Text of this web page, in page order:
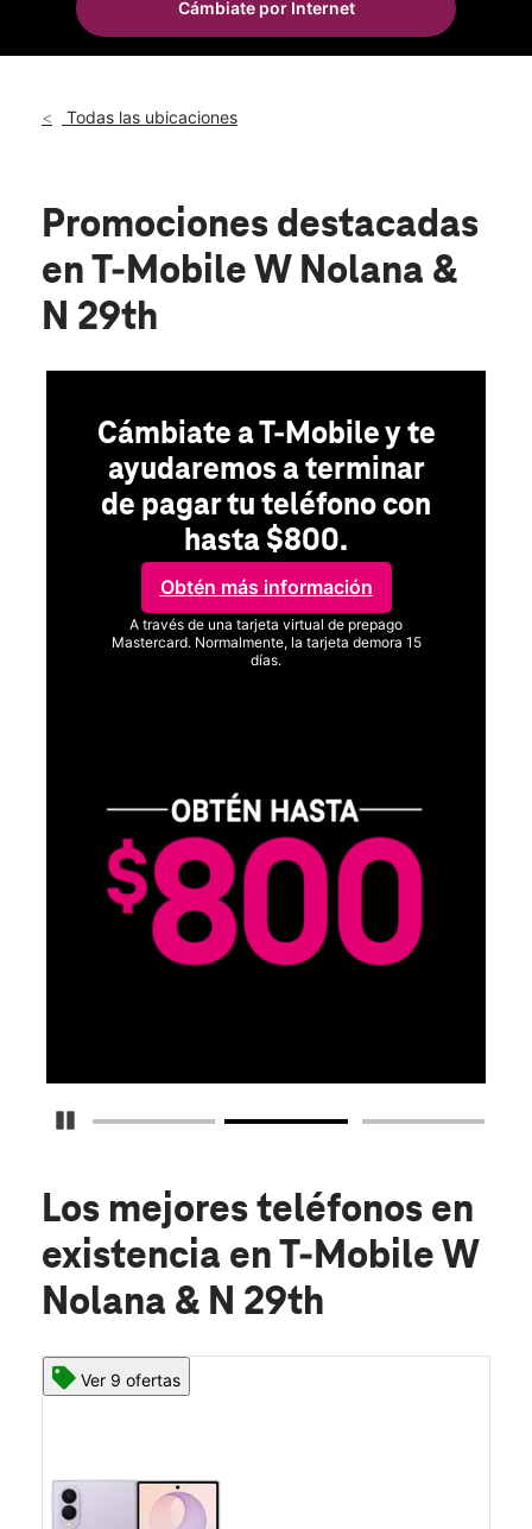
Vie.:
10:00 a.m. a 8:00 p.m.
2708 W Nolana Ave 260 McAllen, TX 78504
Cámbiate por Internet
Todas las ubicaciones
Promociones destacadas
en T-Mobile W Nolana &
N 29th
Detener carrusel
Cámbiate a T-Mobile y te
ayudaremos a terminar
de pagar tu teléfono con
hasta $800.
Obtén más información
A través de una tarjeta virtual de prepago
Mastercard. Normalmente, la tarjeta demora 15
días.
Los mejores teléfonos en
existencia en T-Mobile W
Nolana & N 29th
Ver 9 ofertas